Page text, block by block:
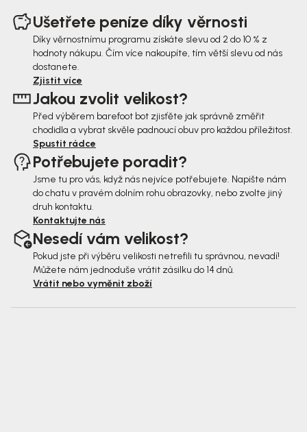
Ušetřete peníze díky věrnosti
Díky věrnostnímu programu získáte slevu od 2 do 10 % z
hodnoty nákupu. Čím více nakoupíte, tím větší slevu od nás
dostanete.
Zjistit více
Jakou zvolit velikost?
Před výběrem barefoot bot zjisťěte jak správně změřit
chodidla a vybrat skvěle padnoucí obuv pro každou příležitost.
Spustit rádce
Potřebujete poradit?
Jsme tu pro vás, když nás nejvíce potřebujete. Napište nám
do chatu v pravém dolním rohu obrazovky, nebo zvolte jiný
druh kontaktu.
Kontaktujte nás
Nesedí vám velikost?
Pokud jste při výběru velikosti netrefili tu správnou, nevadí!
Můžete nám jednoduše vrátit zásilku do 14 dnů.
Vrátit nebo vyměnit zboží